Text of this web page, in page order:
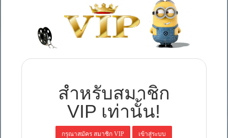
สำหรับสมาชิก
VIP เท่านั้น!